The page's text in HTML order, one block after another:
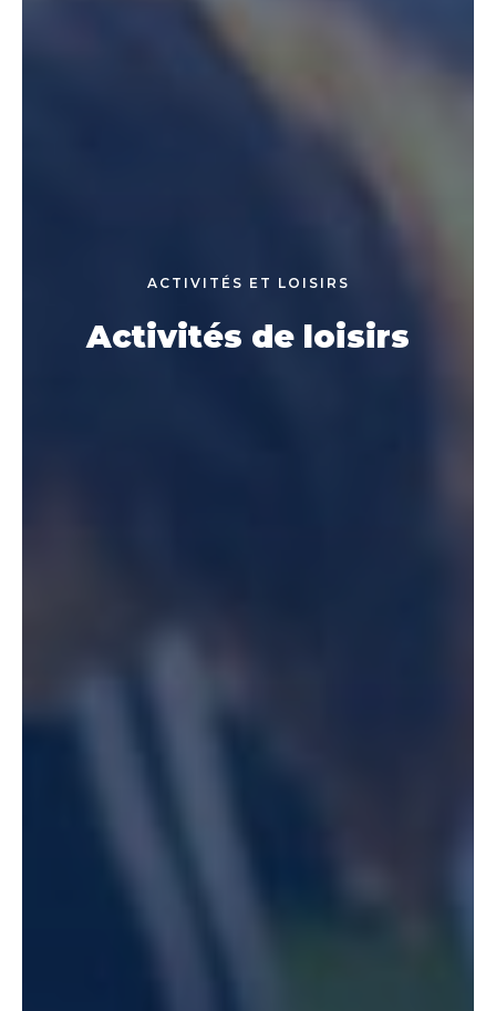
ACTIVITÉS ET LOISIRS
Activités de loisirs